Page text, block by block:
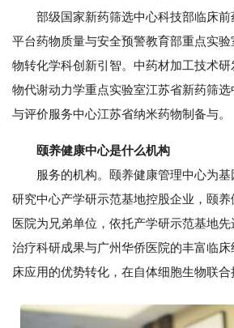
部级国家新药筛选中心科技部临床前
平台药物质量与安全预警教育部重点实
物转化学科创新引智。中药材加工技术
物代谢动力学重点实验室江苏省新药筛
与评价服务中心江苏省纳米药物制备与。
颐养健康中心是什么机构
服务的机构。颐养健康管理中心为基
研究中心产学研示范基地控股企业，颐
医院为兄弟单位，依托产学研示范基地
治疗科研成果与广州华侨医院的丰富临
床应用的优势转化，在自体细胞生物联合